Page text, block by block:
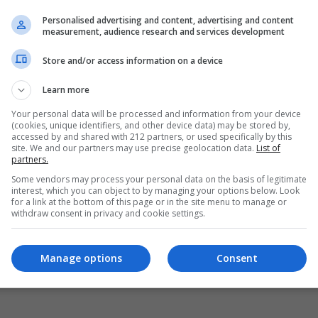
Personalised advertising and content, advertising and content
measurement, audience research and services development
Store and/or access information on a device
Learn more
Your personal data will be processed and information from your device
(cookies, unique identifiers, and other device data) may be stored by,
accessed by and shared with 212 partners, or used specifically by this
site. We and our partners may use precise geolocation data. List of
partners.
Some vendors may process your personal data on the basis of legitimate
interest, which you can object to by managing your options below. Look
for a link at the bottom of this page or in the site menu to manage or
withdraw consent in privacy and cookie settings.
Consent
Manage options